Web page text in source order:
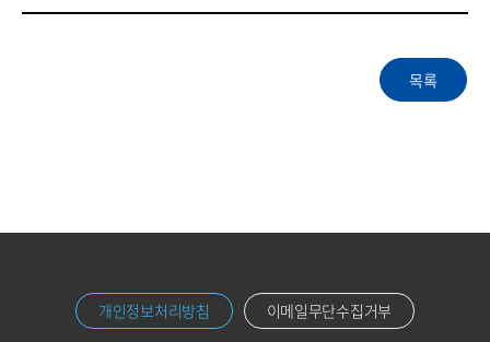
개인정보처리방침 이메일무단수집거부